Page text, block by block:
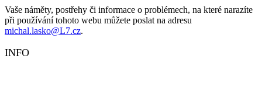
Vaše náměty, postřehy či informace o problémech, na které narazíte
při používání tohoto webu můžete poslat na adresu
michal.lasko@L7.cz.
INFO